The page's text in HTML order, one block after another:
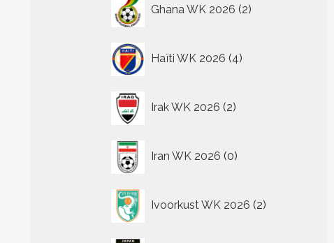
Ghana WK 2026 2
producten
Haïti WK 2026 4
producten
Irak WK 2026 2
producten
Iran WK 2026 0
producten
Ivoorkust WK 2026 2
producten